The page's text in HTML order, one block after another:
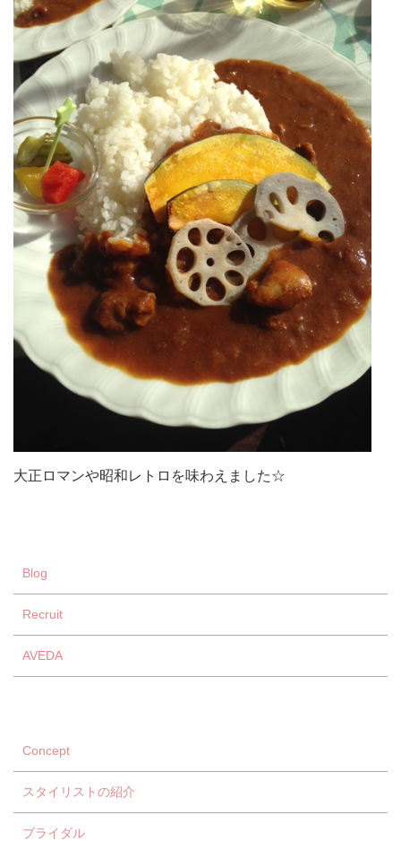
大正ロマンや昭和レトロを味わえました☆
Blog
Recruit
AVEDA
Concept
スタイリストの紹介
ブライダル